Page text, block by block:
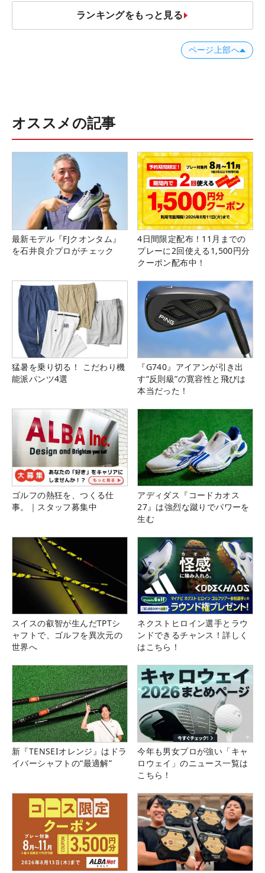
ランキングをもっと見る
ページ上部へ
オススメの記事
最新モデル『FJクオンタム』
を石井良介プロがチェック
4日間限定配布！11月までの
プレーに2回使える1,500円分
クーポン配布中！
猛暑を乗り切る！ こだわり機
能派パンツ4選
『G740』アイアンが引き出
す“反則級”の寛容性と飛びは
本当だった！
ゴルフの熱狂を、つくる仕
事。｜スタッフ募集中
アディダス『コードカオス
27』は強烈な蹴りでパワーを
生む
スイスの叡智が生んだTPTシ
ャフトで、ゴルフを異次元の
世界へ
ネクストヒロイン選手とラウ
ンドできるチャンス！詳しく
はこちら！
新『TENSEIオレンジ』はドラ
イバーシャフトの“最適解”
今年も男女プロが強い「キャ
ロウェイ」のニュース一覧は
こちら！